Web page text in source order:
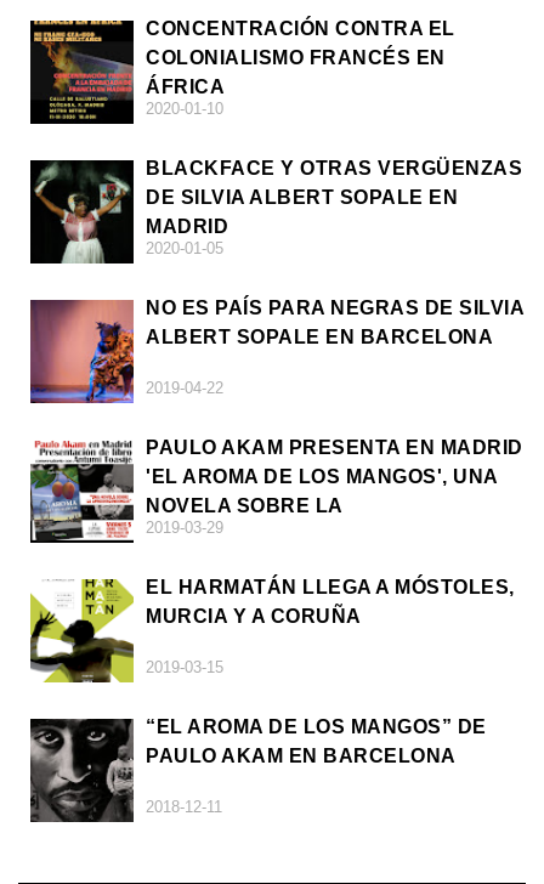
CONCENTRACIÓN CONTRA EL
COLONIALISMO FRANCÉS EN
ÁFRICA
2020-01-10
BLACKFACE Y OTRAS VERGÜENZAS
DE SILVIA ALBERT SOPALE EN
MADRID
2020-01-05
NO ES PAÍS PARA NEGRAS DE SILVIA
ALBERT SOPALE EN BARCELONA
2019-04-22
PAULO AKAM PRESENTA EN MADRID
'EL AROMA DE LOS MANGOS', UNA
NOVELA SOBRE LA
AFRODESCENDENCIA
2019-03-29
EL HARMATÁN LLEGA A MÓSTOLES,
MURCIA Y A CORUÑA
2019-03-15
“EL AROMA DE LOS MANGOS” DE
PAULO AKAM EN BARCELONA
2018-12-11